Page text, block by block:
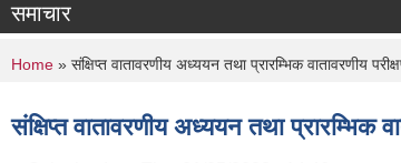
समाचार
You are here
Home » संक्षिप्त वातावरणीय अध्ययन तथा प्रारम्भिक वातावरणीय
संक्षिप्त वातावरणीय अध्ययन तथा प्रारम्भिक